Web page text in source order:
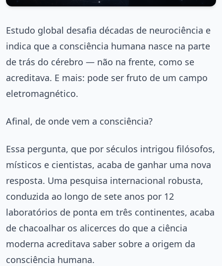
Estudo global desafia décadas de neurociência e
indica que a consciência humana nasce na parte
de trás do cérebro — não na frente, como se
acreditava. E mais: pode ser fruto de um campo
eletromagnético.
Afinal, de onde vem a consciência?
Essa pergunta, que por séculos intrigou filósofos,
místicos e cientistas, acaba de ganhar uma nova
resposta. Uma pesquisa internacional robusta,
conduzida ao longo de sete anos por 12
laboratórios de ponta em três continentes, acaba
de chacoalhar os alicerces do que a ciência
moderna acreditava saber sobre a origem da
consciência humana.